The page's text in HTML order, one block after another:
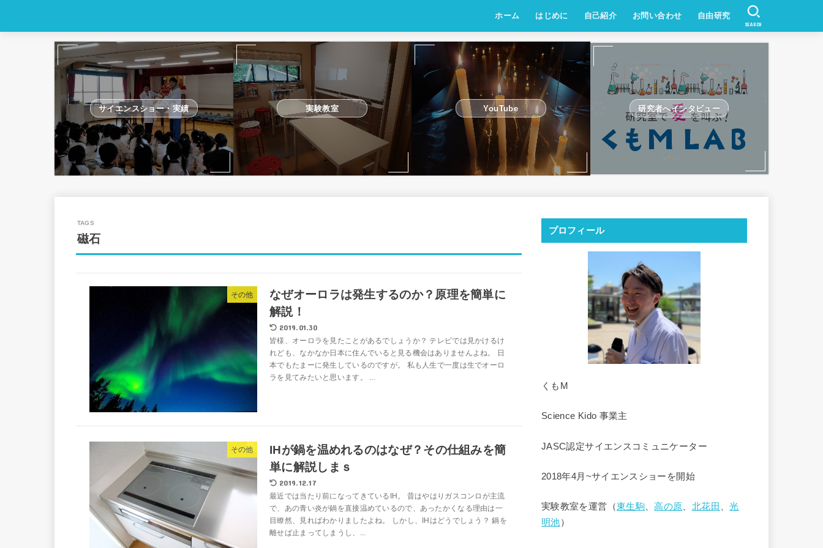
ホーム はじめに 自己紹介 お問い合わせ 自由研究
SEARCH
サイエンスショー・実績 実験教室 YouTube 研究者へインタビュー
磁石
その他
なぜオーロラは発生するのか？原理を簡単に
解説！
2019.01.30
皆様、オーロラを見たことがあるでしょうか？ テレビでは見かけるけ
れども、なかなか日本に住んでいると見る機会はありませんよね。 日
本でもたまーに発生しているのですが。 私も人生で一度は生でオーロ
ラを見てみたいと思います。 ...
その他
IHが鍋を温めれるのはなぜ？その仕組みを簡
単に解説しまｓ
2019.12.17
最近では当たり前になってきているIH。 昔はやはりガスコンロが主流
で、あの青い炎が鍋を直接温めているので、あったかくなる理由は一
目瞭然、見ればわかりましたよね。 しかし、IHはどうでしょう？ 鍋を
離せば止まってしまうし、...
プロフィール
くもM
Science Kido 事業主
JASC認定サイエンスコミュニケーター
2018年4月~サイエンスショーを開始
実験教室を運営（東生駒 、高の原 北花田 、光
明池）